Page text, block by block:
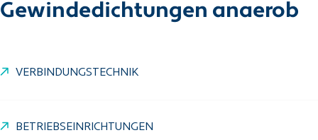
Gewindedichtungen anaerob
VERBINDUNGSTECHNIK
BETRIEBSEINRICHTUNGEN